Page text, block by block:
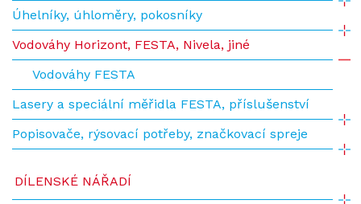
Úhelníky, úhloměry, pokosníky
Vodováhy Horizont, FESTA, Nivela, jiné
Vodováhy FESTA
Lasery a speciální měřidla FESTA, příslušenství
Popisovače, rýsovací potřeby, značkovací spreje
DÍLENSKÉ NÁŘADÍ